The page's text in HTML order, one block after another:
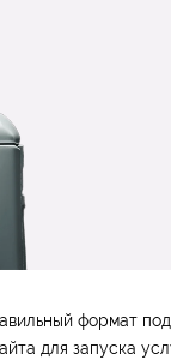
формат
для запуска